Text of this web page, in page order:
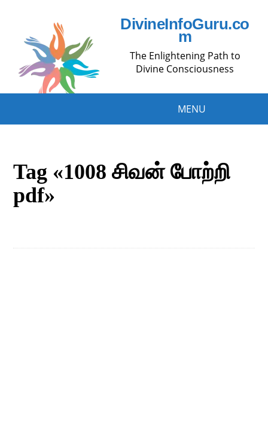
DivineInfoGuru.co
m
The Enlightening Path to
Divine Consciousness
MENU
Tag «1008 சிவன் போற்றி
pdf»